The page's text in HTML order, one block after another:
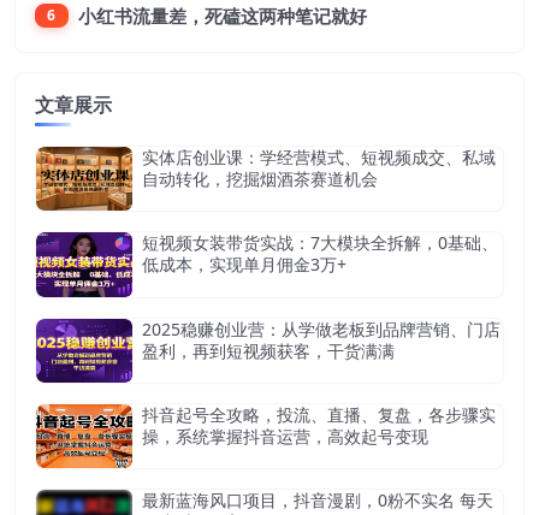
6 小红书流量差，死磕这两种笔记就好
文章展示
实体店创业课：学经营模式、短视频成交、私域
自动转化，挖掘烟酒茶赛道机会
短视频女装带货实战：7大模块全拆解，0基础、
低成本，实现单月佣金3万+
2025稳赚创业营：从学做老板到品牌营销、门店
盈利，再到短视频获客，干货满满
抖音起号全攻略，投流、直播、复盘，各步骤实
操，系统掌握抖音运营，高效起号变现
最新蓝海风口项目，抖音漫剧，0粉不实名 每天